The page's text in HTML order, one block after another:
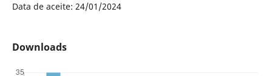
Data de aceite: 24/01/2024
Downloads